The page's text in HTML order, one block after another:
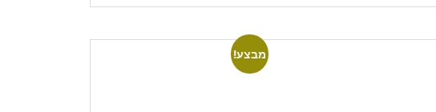
מבצע!